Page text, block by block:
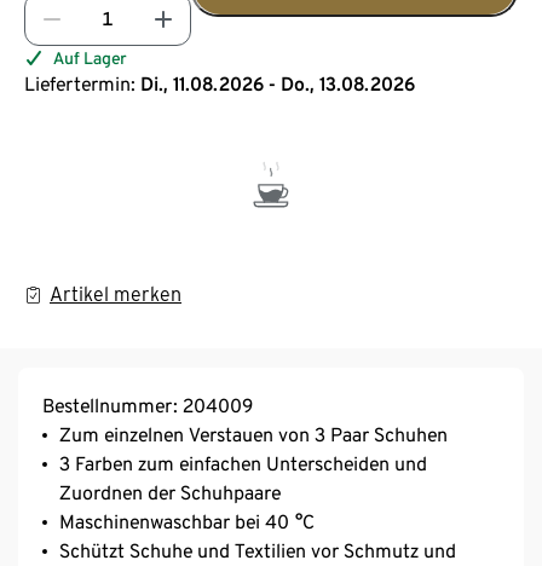
Auf Lager
Liefertermin: Di., 11.08.2026 - Do., 13.08.2026
Artikel merken
Bestellnummer: 204009
Zum einzelnen Verstauen von 3 Paar Schuhen
3 Farben zum einfachen Unterscheiden und
Zuordnen der Schuhpaare
Maschinenwaschbar bei 40 °C
Schützt Schuhe und Textilien vor Schmutz und